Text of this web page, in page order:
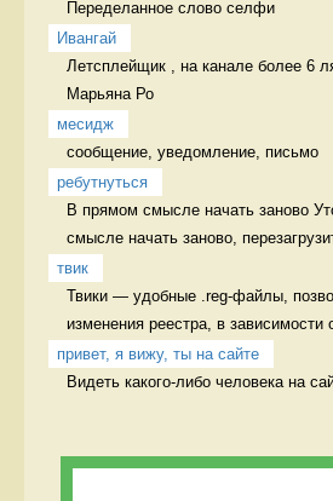
Переделанное слово селфи
Ивангай
Летсплейщик , на канале более 6
Марьяна Ро
месидж
сообщение, уведомление, письмо
ребутнуться
В прямом смысле начать заново
смысле начать заново,
твик
Твики — удобные .reg-файлы,
изменения реестра, в зависимости
привет, я вижу, ты на сайте
Видеть какого-либо человека на